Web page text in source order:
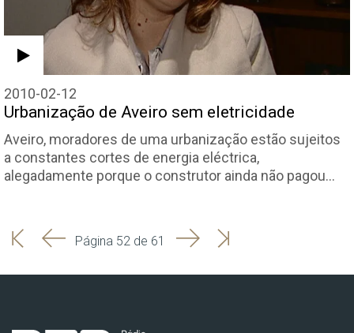
2010-02-12
Urbanização de Aveiro sem eletricidade
Aveiro, moradores de uma urbanização estão sujeitos
a constantes cortes de energia eléctrica,
alegadamente porque o construtor ainda não pagou…
'
'
Página 52 de 61 SeguinteÚltima